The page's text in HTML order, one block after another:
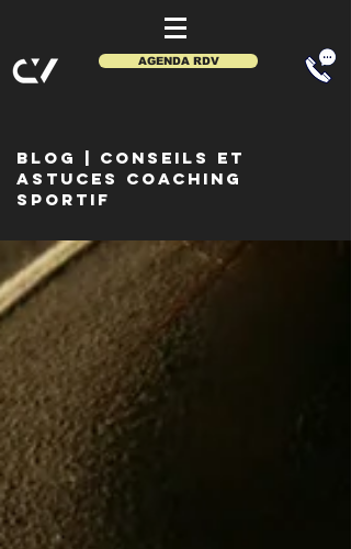
AGENDA RDV
BLOG
| CONSEIls et
astuces coaching
sportif